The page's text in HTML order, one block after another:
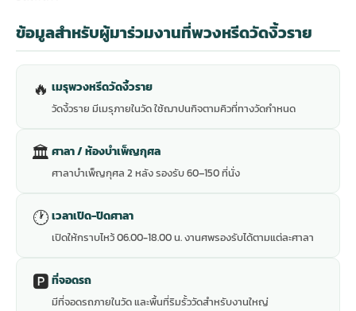
ข้อมูลสำหรับผู้มาร่วมงานที่พวงหรีดวัดงิ้วราย
🔥 เมรุพวงหรีดวัดงิ้วราย
วัดงิ้วราย มีเมรุภายในวัด ใช้ฌาปนกิจตามคิวที่ทางวัดกำหนด
🏛 ศาลา / ห้องบำเพ็ญกุศล
ศาลาบำเพ็ญกุศล 2 หลัง รองรับ 60–150 ที่นั่ง
🕐 เวลาเปิด-ปิดศาลา
เปิดให้กราบไหว้ 06.00-18.00 น. งานศพรองรับได้ตามแต่ละศาลา
🅿️ ที่จอดรถ
มีที่จอดรถภายในวัด และพื้นที่ริมรั้ววัดสำหรับงานใหญ่